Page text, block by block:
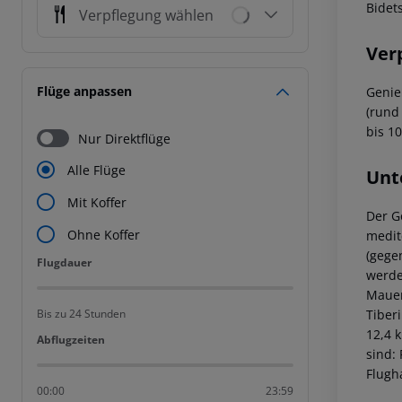
Verpflegung wählen
Flüge anpassen
Nur Direktflüge
Alle Flüge
Mit Koffer
Ohne Koffer
Flugdauer
Flugdauer
Bis zu 24 Stunden
Abflugzeiten
Abflugzeiten
00:00 23:59
(rund
bis
Der
12,4
sind: